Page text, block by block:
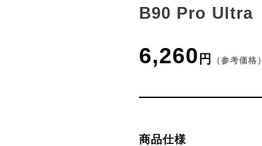
B90 Pro Ultra
6,260 円 （参考価格）
商品仕様